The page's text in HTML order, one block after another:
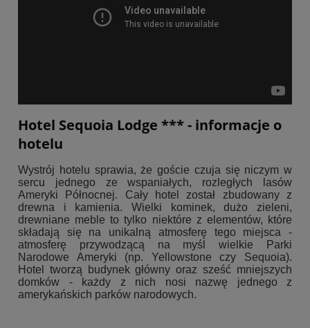
Hotel Sequoia Lodge *** - informacje o
hotelu
Wystrój hotelu sprawia, że goście czuja się niczym w
sercu jednego ze wspaniałych, rozległych lasów
Ameryki Północnej. Cały hotel został zbudowany z
drewna i kamienia. Wielki kominek, dużo zieleni,
drewniane meble to tylko niektóre z elementów, które
składają się na unikalną atmosferę tego miejsca -
atmosferę przywodzącą na myśl wielkie Parki
Narodowe Ameryki (np. Yellowstone czy Sequoia).
Hotel tworzą budynek główny oraz sześć mniejszych
domków - każdy z nich nosi nazwę jednego z
amerykańskich parków narodowych.